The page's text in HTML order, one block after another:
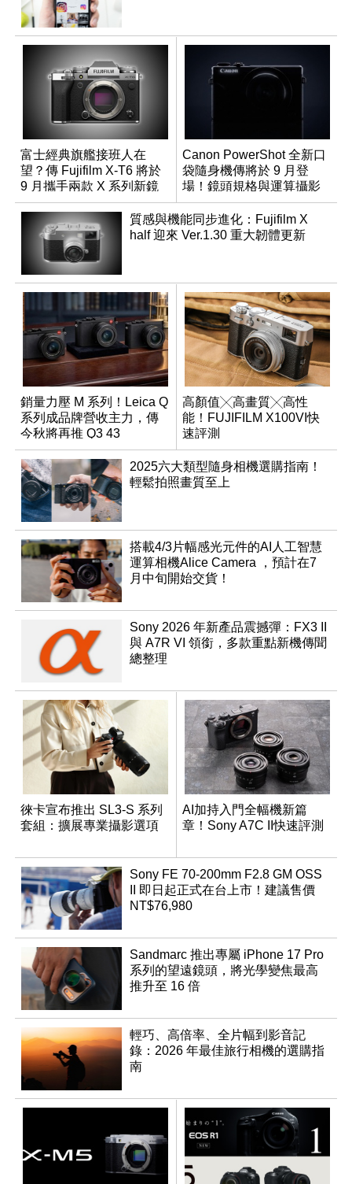
富士經典旗艦接班人在
望？傳 Fujifilm X-T6 將於
9 月攜手兩款 X 系列新鏡
頭登場
Canon PowerShot 全新口
袋隨身機傳將於 9 月登
場！鏡頭規格與運算攝影
升級成為焦點
質感與機能同步進化：Fujifilm X
half 迎來 Ver.1.30 重大韌體更新
銷量力壓 M 系列！Leica Q
系列成品牌營收主力，傳
今秋將再推 Q3 43
Monochrom
高顏值╳高畫質╳高性
能！FUJIFILM X100VI快
速評測
2025六大類型隨身相機選購指南！
輕鬆拍照畫質至上
搭載4/3片幅感光元件的AI人工智慧
運算相機Alice Camera ，預計在7
月中旬開始交貨！
Sony 2026 年新產品震撼彈：FX3 II
與 A7R VI 領銜，多款重點新機傳聞
總整理
徠卡宣布推出 SL3-S 系列
套組：擴展專業攝影選項
AI加持入門全幅機新篇
章！Sony A7C II快速評測
Sony FE 70-200mm F2.8 GM OSS
II 即日起正式在台上市！建議售價
NT$76,980
Sandmarc 推出專屬 iPhone 17 Pro
系列的望遠鏡頭，將光學變焦最高
推升至 16 倍
輕巧、高倍率、全片幅到影音記
錄：2026 年最佳旅行相機的選購指
南